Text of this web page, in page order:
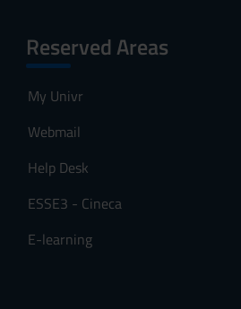
Reserved Areas
My Univr
Webmail
Help Desk
ESSE3 - Cineca
E-learning